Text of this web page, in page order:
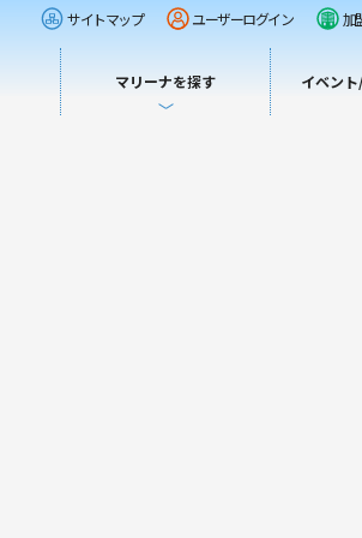
サイトマップ ユーザーログイン 加
マリーナを探す イベン